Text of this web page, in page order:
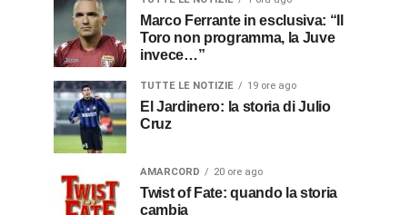
Marco Ferrante in esclusiva: “Il
Toro non programma, la Juve
invece…”
TUTTE LE NOTIZIE 19 ore ago
El Jardinero: la storia di Julio
Cruz
AMARCORD 20 ore ago
Twist of Fate: quando la storia
cambia